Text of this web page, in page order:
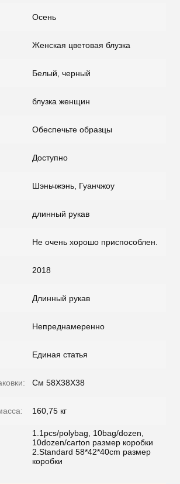
Осень
Женская цветовая блузка
Белый, черный
блузка женщин
Обеспечьте образцы
Доступно
Шэньчжэнь, Гуанчжоу
длинный рукав
Не очень хорошо приспособлен.
2018
Длинный рукав
Непреднамеренно
Единая статья
См 58X38X38
160,75 кг
1.1pcs/polybag, 10bag/dozen,
10dozen/carton размер коробки
2.Standard 58*42*40cm размер
коробки